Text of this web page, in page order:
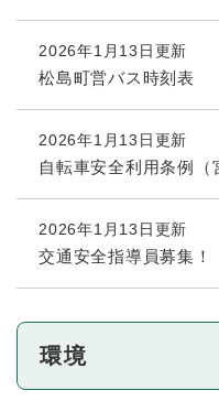
2026年1月13日更新
松島町営バス時刻表
2026年1月13日更新
自転車安全利用条例（
2026年1月13日更新
交通安全指導員募集！
環境